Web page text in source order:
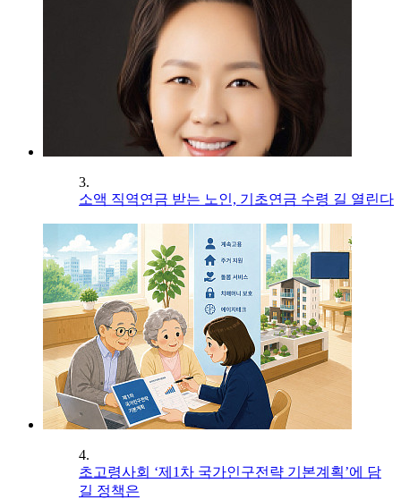
3.
소액 직역연금 받는 노인, 기초연금 수령 길 열린다
4.
초고령사회 ‘제1차 국가인구전략 기본계획’에 담
길 정책은